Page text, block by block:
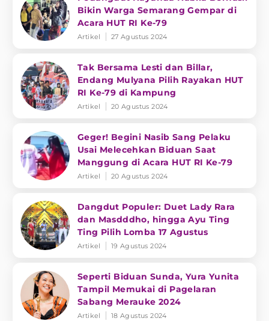
Bikin Warga Semarang Gempar di
Acara HUT RI Ke-79
Artikel 27 Agustus 2024
Tak Bersama Lesti dan Billar,
Endang Mulyana Pilih Rayakan HUT
RI Ke-79 di Kampung
Artikel 20 Agustus 2024
Geger! Begini Nasib Sang Pelaku
Usai Melecehkan Biduan Saat
Manggung di Acara HUT RI Ke-79
Artikel 20 Agustus 2024
Dangdut Populer: Duet Lady Rara
dan Masdddho, hingga Ayu Ting
Ting Pilih Lomba 17 Agustus
Artikel 19 Agustus 2024
Seperti Biduan Sunda, Yura Yunita
Tampil Memukai di Pagelaran
Sabang Merauke 2024
Artikel 18 Agustus 2024